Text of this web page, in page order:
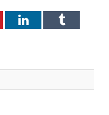
LinkedInTumblr